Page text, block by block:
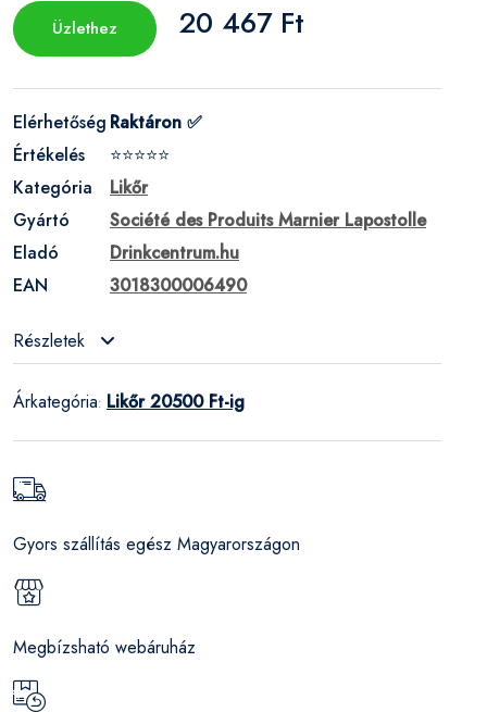
Üzlethez 20 467 Ft
Elérhetőség Raktáron ✅
Értékelés
⭐⭐⭐⭐⭐
Kategória
Likőr
Gyártó
Société des Produits Marnier Lapostolle
Eladó
Drinkcentrum.hu
EAN
3018300006490
Részletek
Árkategória: Likőr 20500 Ft-ig
Gyors szállítás egész Magyarországon
Megbízsható webáruház